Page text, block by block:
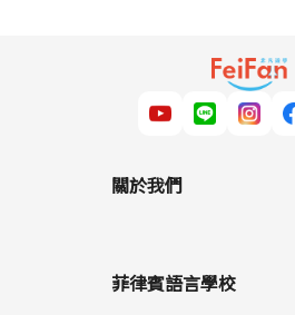
關於我們
服務流程
雙國遊學
菲律賓語言學校